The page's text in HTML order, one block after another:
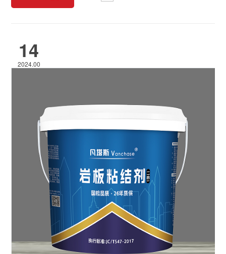
14
2024.00